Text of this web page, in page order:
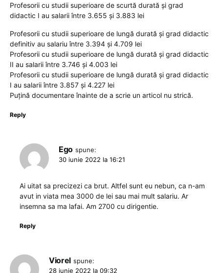
Profesorii cu studii superioare de scurtă durată și grad
didactic I au salarii între 3.655 și 3.883 lei
Profesorii cu studii superioare de lungă durată și grad didactic
definitiv au salariu între 3.394 și 4.709 lei
Profesorii cu studii superioare de lungă durată și grad didactic
II au salarii între 3.746 și 4.003 lei
Profesorii cu studii superioare de lungă durată și grad didactic
I au salarii între 3.857 și 4.227 lei
Puțină documentare înainte de a scrie un articol nu strică.
Reply
Ego spune:
30 iunie 2022 la 16:21
Ai uitat sa precizezi ca brut. Altfel sunt eu nebun, ca n-am
avut in viata mea 3000 de lei sau mai mult salariu. Ar
insemna sa ma lafai. Am 2700 cu dirigentie.
Reply
Viorel spune:
28 iunie 2022 la 09:32